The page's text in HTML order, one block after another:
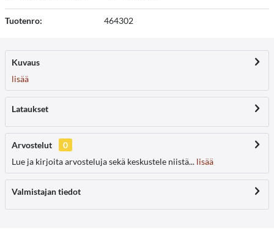
Tuotenro: 464302
Kuvaus
lisää
Lataukset
Arvostelut
0
Lue ja kirjoita arvosteluja sekä keskustele niistä... lisää
Valmistajan tiedot